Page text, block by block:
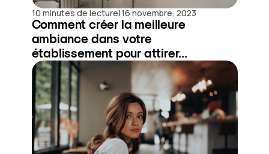
10 minutes de lecture|16 novembre, 2023
Comment créer la meilleure
ambiance dans votre
établissement pour attirer...